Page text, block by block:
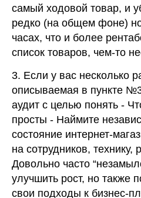
самый ходовой товар, и
редко (на общем фоне)
часах, что и более
список товаров, чем-то
3. Если у вас несколько
описываемая в пункте
аудит с целью понять -
просты - Наймите
состояние интернет-
на сотрудников, технику,
Довольно часто
улучшить рост, но также
свои подходы к бизнес-